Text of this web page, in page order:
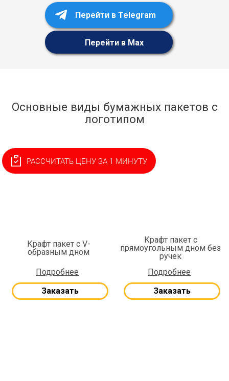
Перейти в Telegram
Перейти в Max
Основные виды бумажных пакетов с
логотипом
Крафт пакет с V-
образным дном
Подробнее
Заказать
Крафт пакет с
прямоугольным дном без
ручек
Подробнее
Заказать
РАССЧИТАТЬ ЦЕНУ ЗА 1 МИНУТУ